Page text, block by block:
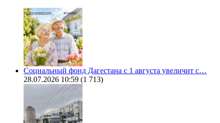
Социальный фонд Дагестана с 1 августа увеличит с…
28.07.2026 10:59 (1 713)